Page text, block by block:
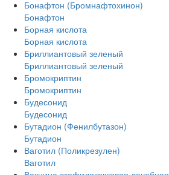
Бонафтон (Бромнафтохинон)
Бонафтон
Борная кислота
Борная кислота
Бриллиантовый зеленый
Бриллиантовый зеленый
Бромокриптин
Бромокриптин
Будесонид
Будесонид
Бутадион (Фенилбутазон)
Бутадион
Ваготил (Поликрезулен)
Ваготил